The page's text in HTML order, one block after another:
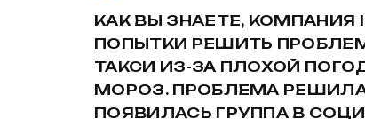
КАК ВЫ ЗНАЕТЕ, КОМПАНИЯ
ПОПЫТКИ РЕШИТЬ
ТАКСИ ИЗ-ЗА ПЛОХОЙ
МОРОЗ. ПРОБЛЕМА
ПОЯВИЛАСЬ ГРУППА В